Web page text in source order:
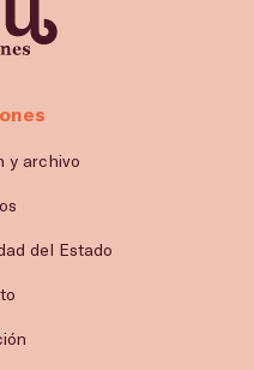
y archivo
del Estado